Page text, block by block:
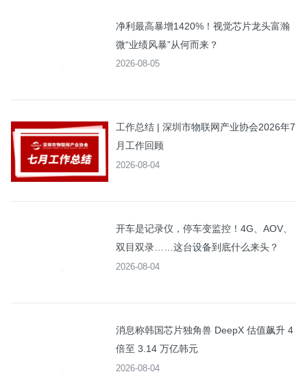
净利最高暴增1420%！视觉芯片龙头富瀚
微“业绩风暴”从何而来？
2026-08-05
工作总结 | 深圳市物联网产业协会2026年7
月工作回顾
2026-08-04
开车是记录仪，停车变监控！4G、AOV、
双目双录……这台设备到底什么来头？
2026-08-04
消息称韩国芯片独角兽 DeepX 估值飙升 4
倍至 3.14 万亿韩元
2026-08-04